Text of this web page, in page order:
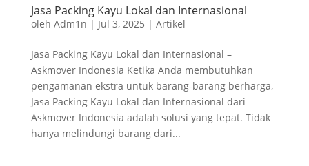
Jasa Packing Kayu Lokal dan Internasional
oleh Adm1n | Jul 3, 2025 | Artikel
Jasa Packing Kayu Lokal dan Internasional –
Askmover Indonesia Ketika Anda membutuhkan
pengamanan ekstra untuk barang-barang berharga,
Jasa Packing Kayu Lokal dan Internasional dari
Askmover Indonesia adalah solusi yang tepat. Tidak
hanya melindungi barang dari...